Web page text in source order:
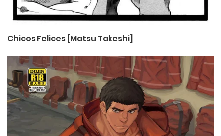
Chicos Felices [Matsu Takeshi]